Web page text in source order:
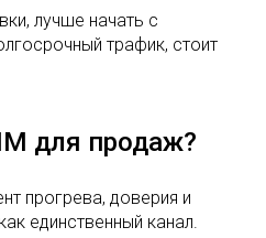
лучше начать с
трафик, стоит
для продаж?
прогрева, доверия и
единственный канал.